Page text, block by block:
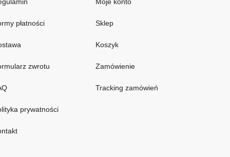
płatności
zwrotu
prywatności
Sklep
Koszyk
Zamówienie
Tracking zamówień